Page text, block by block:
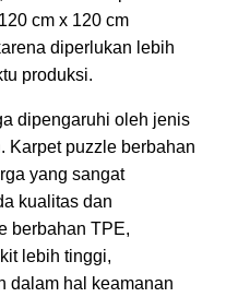
cm x 120 cm
diperlukan lebih
produksi.
dipengaruhi oleh jenis
Karpet puzzle berbahan
yang sangat
kualitas dan
berbahan TPE,
lebih tinggi,
dalam hal keamanan